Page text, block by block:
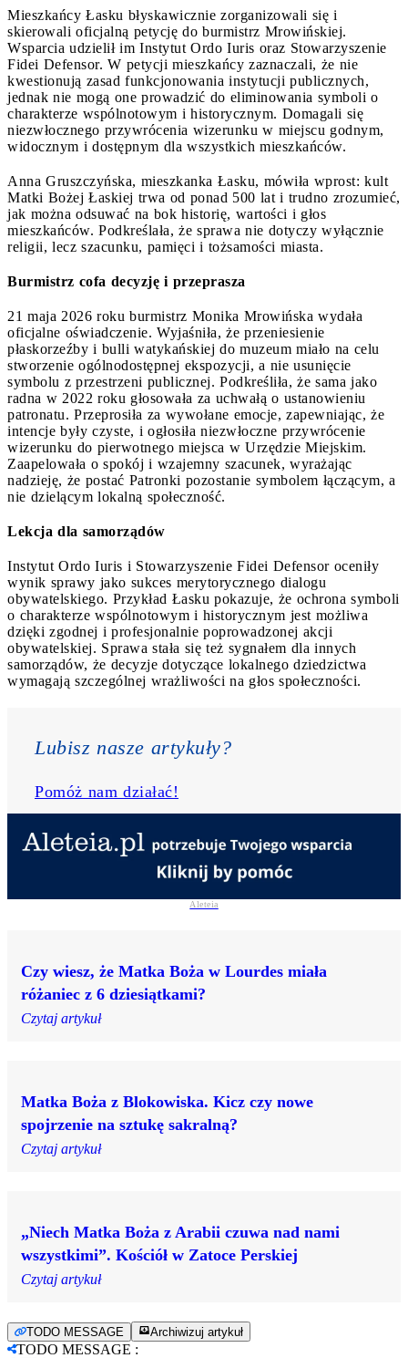
Mieszkańcy Łasku błyskawicznie zorganizowali się i
skierowali oficjalną petycję do burmistrz Mrowińskiej.
Wsparcia udzielił im Instytut Ordo Iuris oraz Stowarzyszenie
Fidei Defensor. W petycji mieszkańcy zaznaczali, że nie
kwestionują zasad funkcjonowania instytucji publicznych,
jednak nie mogą one prowadzić do eliminowania symboli o
charakterze wspólnotowym i historycznym. Domagali się
niezwłocznego przywrócenia wizerunku w miejscu godnym,
widocznym i dostępnym dla wszystkich mieszkańców.
Anna Gruszczyńska, mieszkanka Łasku, mówiła wprost: kult
Matki Bożej Łaskiej trwa od ponad 500 lat i trudno zrozumieć,
jak można odsuwać na bok historię, wartości i głos
mieszkańców. Podkreślała, że sprawa nie dotyczy wyłącznie
religii, lecz szacunku, pamięci i tożsamości miasta.
Burmistrz cofa decyzję i przeprasza
21 maja 2026 roku burmistrz Monika Mrowińska wydała
oficjalne oświadczenie. Wyjaśniła, że przeniesienie
płaskorzeźby i bulli watykańskiej do muzeum miało na celu
stworzenie ogólnodostępnej ekspozycji, a nie usunięcie
symbolu z przestrzeni publicznej. Podkreśliła, że sama jako
radna w 2022 roku głosowała za uchwałą o ustanowieniu
patronatu. Przeprosiła za wywołane emocje, zapewniając, że
intencje były czyste, i ogłosiła niezwłoczne przywrócenie
wizerunku do pierwotnego miejsca w Urzędzie Miejskim.
Zaapelowała o spokój i wzajemny szacunek, wyrażając
nadzieję, że postać Patronki pozostanie symbolem łączącym, a
nie dzielącym lokalną społeczność.
Lekcja dla samorządów
Instytut Ordo Iuris i Stowarzyszenie Fidei Defensor oceniły
wynik sprawy jako sukces merytorycznego dialogu
obywatelskiego. Przykład Łasku pokazuje, że ochrona symboli
o charakterze wspólnotowym i historycznym jest możliwa
dzięki zgodnej i profesjonalnie poprowadzonej akcji
obywatelskiej. Sprawa stała się też sygnałem dla innych
samorządów, że decyzje dotyczące lokalnego dziedzictwa
wymagają szczególnej wrażliwości na głos społeczności.
Lubisz nasze artykuły?
Pomóż nam działać!
Aleteia
Czy wiesz, że Matka Boża w Lourdes miała
różaniec z 6 dziesiątkami?
Czytaj artykuł
Matka Boża z Blokowiska. Kicz czy nowe
spojrzenie na sztukę sakralną?
Czytaj artykuł
„Niech Matka Boża z Arabii czuwa nad nami
wszystkimi”. Kościół w Zatoce Perskiej
Czytaj artykuł
TODO MESSAGE Archiwizuj artykuł
TODO MESSAGE :